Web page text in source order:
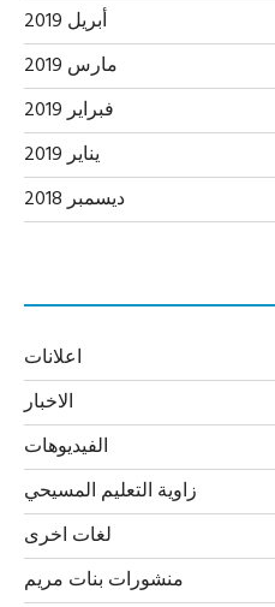
أبريل 2019
مارس 2019
فبراير 2019
يناير 2019
ديسمبر 2018
اعلانات
الاخبار
الفيديوهات
زاوية التعليم المسيحي
لغات اخرى
منشورات بنات مريم